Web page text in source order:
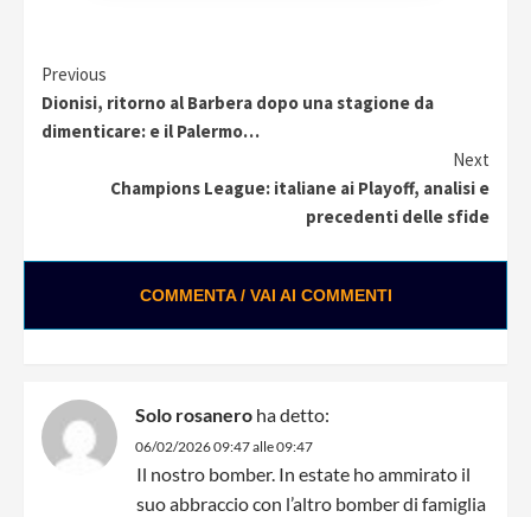
Continue
Reading
Previous
Dionisi, ritorno al Barbera dopo una stagione da
dimenticare: e il Palermo…
Next
Champions League: italiane ai Playoff, analisi e
precedenti delle sfide
COMMENTA / VAI AI COMMENTI
Solo rosanero ha detto:
06/02/2026 09:47 alle 09:47
Il nostro bomber. In estate ho ammirato il
suo abbraccio con l’altro bomber di famiglia